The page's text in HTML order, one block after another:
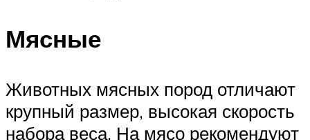
Мясные
Животных мясных пород отличают
крупный размер, высокая скорость
набора веса. На мясо рекомендуют